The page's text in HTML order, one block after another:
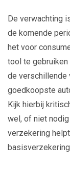
De verwachting
de komende
het voor
tool te gebruiken
de verschillende
goedkoopste
Kijk hierbij
wel, of niet
verzekering